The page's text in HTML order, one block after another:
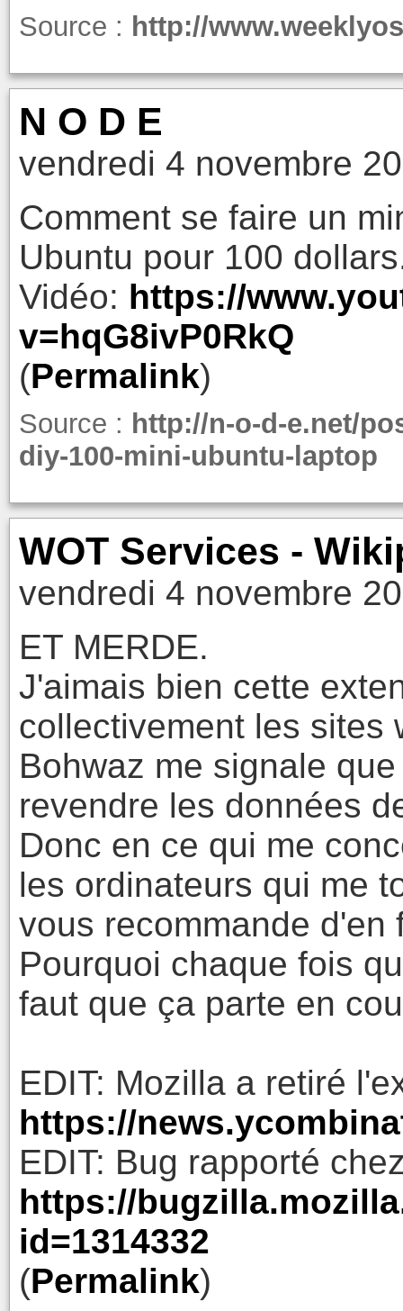
Source : http://
N O D E
vendredi 4 novembre
Comment se faire un
Ubuntu pour 100
Vidéo: https://
v=hqG8ivP0RkQ
(Permalink)
Source : http://n-o-d-e.net/
diy-100-mini-ubuntu-laptop
WOT Services -
vendredi 4 novembre
ET MERDE.
J'aimais bien cette
collectivement les sites
Bohwaz me signale
revendre les données
Donc en ce qui me
les ordinateurs qui me
vous recommande d'en
Pourquoi chaque fois
faut que ça parte en
EDIT: Mozilla a retiré
https://
EDIT: Bug rapporté
https://
id=1314332
(Permalink)